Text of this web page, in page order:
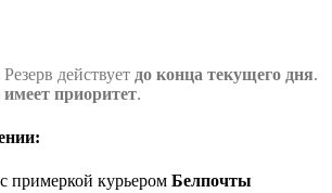
Резерв действует до конца текущего дня.
приоритет.
примеркой курьером Белпочты